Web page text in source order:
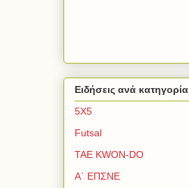
Ειδήσεις ανά κατηγορία
5Χ5
Futsal
TAE KWON-DO
Α΄ ΕΠΣΝΕ